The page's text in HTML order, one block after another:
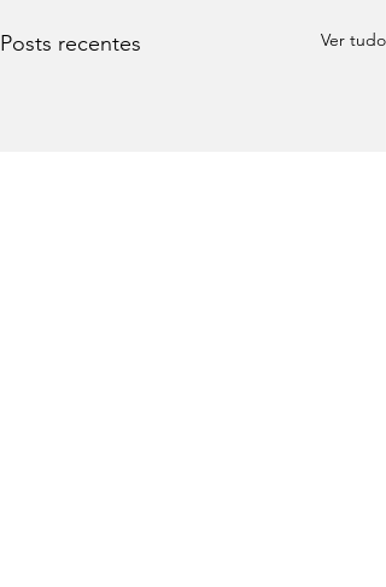
Posts recentes Ver tudo